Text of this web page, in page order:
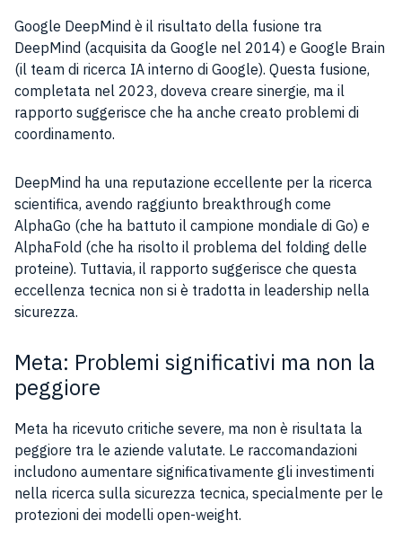
Google DeepMind è il risultato della fusione tra
DeepMind (acquisita da Google nel 2014) e Google Brain
(il team di ricerca IA interno di Google). Questa fusione,
completata nel 2023, doveva creare sinergie, ma il
rapporto suggerisce che ha anche creato problemi di
coordinamento.
DeepMind ha una reputazione eccellente per la ricerca
scientifica, avendo raggiunto breakthrough come
AlphaGo (che ha battuto il campione mondiale di Go) e
AlphaFold (che ha risolto il problema del folding delle
proteine). Tuttavia, il rapporto suggerisce che questa
eccellenza tecnica non si è tradotta in leadership nella
sicurezza.
Meta: Problemi significativi ma non la
peggiore
Meta ha ricevuto critiche severe, ma non è risultata la
peggiore tra le aziende valutate. Le raccomandazioni
includono aumentare significativamente gli investimenti
nella ricerca sulla sicurezza tecnica, specialmente per le
protezioni dei modelli open-weight.